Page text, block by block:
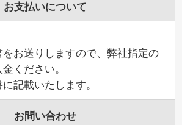
お支払いについて
お送りしますので、弊社指定の
ください。
記載いたします。
お問い合わせ